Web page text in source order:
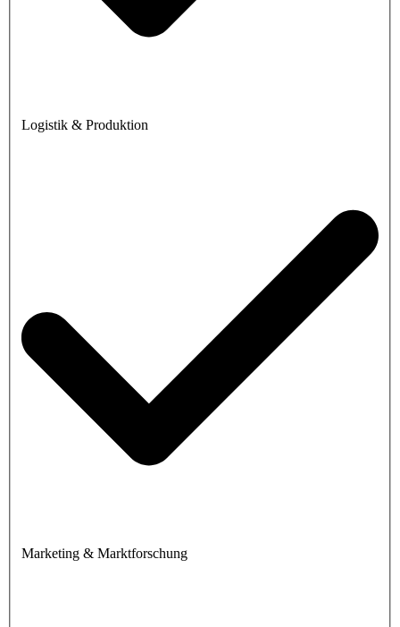
Logistik & Produktion
Marketing & Marktforschung